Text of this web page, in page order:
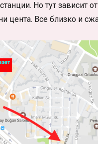
Но тут зависит
цента. Все близко и